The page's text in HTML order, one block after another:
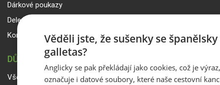
Dárkové poukazy
Delegáti
Kontakty
DŮLEŽITÉ INFORMACE
Všeobecné smluvní podmínky a reklamační řád
Věděli jste, že sušenky se
galletas?
Anglicky se pak překládají jako cookies, což je
označuje i datové soubory, které naše cestovní